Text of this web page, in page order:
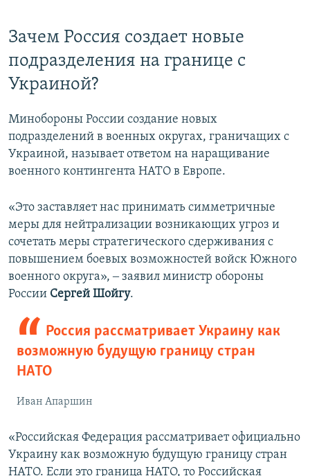
Зачем Россия создает новые
подразделения на границе с
Украиной?
Минобороны России создание новых
подразделений в военных округах, граничащих с
Украиной, называет ответом на наращивание
военного контингента НАТО в Европе.
«Это заставляет нас принимать симметричные
меры для нейтрализации возникающих угроз и
сочетать меры стратегического сдерживания с
повышением боевых возможностей войск Южного
военного округа», ‒ заявил министр обороны
России Сергей Шойгу.
Россия рассматривает Украину как
возможную будущую границу стран
НАТО
Иван Апаршин
«Российская Федерация рассматривает официально
Украину как возможную будущую границу стран
НАТО. Если это граница НАТО, то Российская